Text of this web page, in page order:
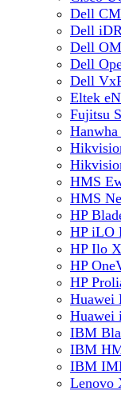
Dell
Dell
Dell
Dell
Dell
Eltek
Fujitsu
HMS
HMS
HP
HP iLO
HP Ilo
HP
HP
Huawei
Huawei
IBM
IBM
IBM
Lenovo